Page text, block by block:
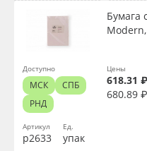
Контакты
Поставщикам
Избранное
Сублимация и
Инженерные пластики
Упаковочные материалы
Артикул
р2633
Бумага
Ед.
упак
Цены
618.31 ₽
680.89 ₽
Доступно
МСК
СПБ
РНД